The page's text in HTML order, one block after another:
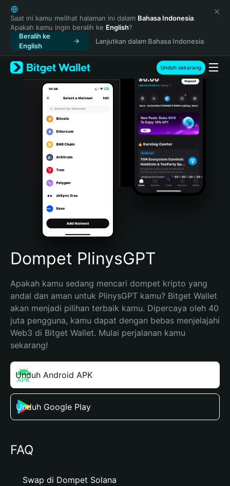
English
日本語
Tiếng Việt
Русский
Español (Latinoamérica)
Türkçe
Italiano
Português (Portugal)
Bahasa Indonesia
Português (Brasil)
Español (Argentina)
Saat ini kamu melihat halaman ini dalam Bahasa Indonesia.
Apakah kamu ingin beralih ke English?
Beralih ke
English
Lanjutkan dalam Bahasa Indonesia
Unduh sekarang
Dompet PlinysGPT
Apakah kamu sedang mencari dompet kripto yang
andal dan aman untuk PlinysGPT kamu? Bitget Wallet
akan menjadi pilihan terbaik kamu. Dipercaya oleh 40
juta pengguna, kamu dapat dengan bebas menjelajahi
Web3 di Bitget Wallet. Mulai perjalanan kamu
sekarang!
Unduh Android APK
Unduh Google Play
FAQ
Swap di Dompet Solana